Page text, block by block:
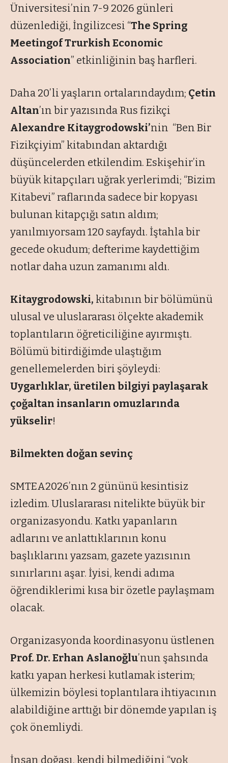
Üniversitesi’nin 7-9 2026 günleri
düzenlediği, İngilizcesi “The Spring
Meetingof Trurkish Economic
Association” etkinliğinin baş harfleri.
Daha 20’li yaşların ortalarındaydım; Çetin
Altan’ın bir yazısında Rus fizikçi
Alexandre Kitaygrodowski’nin “Ben Bir
Fizikçiyim” kitabından aktardığı
düşüncelerden etkilendim. Eskişehir’in
büyük kitapçıları uğrak yerlerimdi; “Bizim
Kitabevi” raflarında sadece bir kopyası
bulunan kitapçığı satın aldım;
yanılmıyorsam 120 sayfaydı. İştahla bir
gecede okudum; defterime kaydettiğim
notlar daha uzun zamanımı aldı.
Kitaygrodowski, kitabının bir bölümünü
ulusal ve uluslararası ölçekte akademik
toplantıların öğreticiliğine ayırmıştı.
Bölümü bitirdiğimde ulaştığım
genellemelerden biri şöyleydi:
Uygarlıklar, üretilen bilgiyi paylaşarak
çoğaltan insanların omuzlarında
yükselir!
Bilmekten doğan sevinç
SMTEA2026’nın 2 gününü kesintisiz
izledim. Uluslararası nitelikte büyük bir
organizasyondu. Katkı yapanların
adlarını ve anlattıklarının konu
başlıklarını yazsam, gazete yazısının
sınırlarını aşar. İyisi, kendi adıma
öğrendiklerimi kısa bir özetle paylaşmam
olacak.
Organizasyonda koordinasyonu üstlenen
Prof. Dr. Erhan Aslanoğlu’nun şahsında
katkı yapan herkesi kutlamak isterim;
ülkemizin böylesi toplantılara ihtiyacının
alabildiğine arttığı bir dönemde yapılan iş
çok önemliydi.
İnsan doğası, kendi bilmediğini “yok